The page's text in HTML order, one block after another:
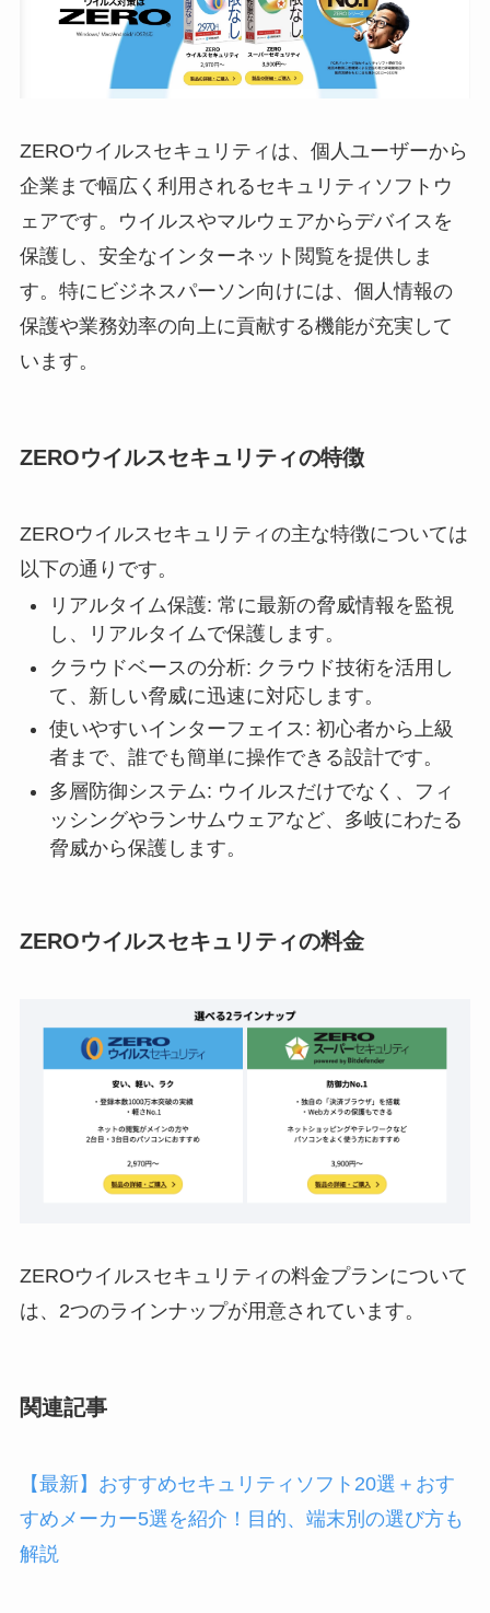
ZEROウイルスセキュリティは、個人ユーザーから
企業まで幅広く利用されるセキュリティソフトウ
ェアです。ウイルスやマルウェアからデバイスを
保護し、安全なインターネット閲覧を提供しま
す。特にビジネスパーソン向けには、個人情報の
保護や業務効率の向上に貢献する機能が充実して
います。
ZEROウイルスセキュリティの特徴
ZEROウイルスセキュリティの主な特徴については
以下の通りです。
リアルタイム保護: 常に最新の脅威情報を監視
し、リアルタイムで保護します。
クラウドベースの分析: クラウド技術を活用し
て、新しい脅威に迅速に対応します。
使いやすいインターフェイス: 初心者から上級
者まで、誰でも簡単に操作できる設計です。
多層防御システム: ウイルスだけでなく、フィ
ッシングやランサムウェアなど、多岐にわたる
脅威から保護します。
ZEROウイルスセキュリティの料金
ZEROウイルスセキュリティの料金プランについて
は、2つのラインナップが用意されています。
関連記事
【最新】おすすめセキュリティソフト20選＋おす
すめメーカー5選を紹介！目的、端末別の選び方も
解説